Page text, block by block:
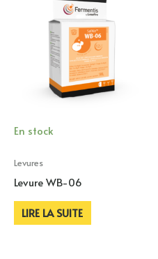
En stock
Levures
Levure WB-06
LIRE LA SUITE